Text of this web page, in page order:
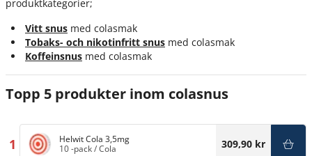
produktkategorier;
Vitt snus med colasmak
Tobaks- och nikotinfritt snus med colasmak
Koffeinsnus med colasmak
Topp 5 produkter inom colasnus
1
Helwit Cola 3,5mg
10 -pack/Cola 309,90 kr